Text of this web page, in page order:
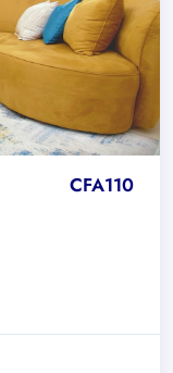
CFA110